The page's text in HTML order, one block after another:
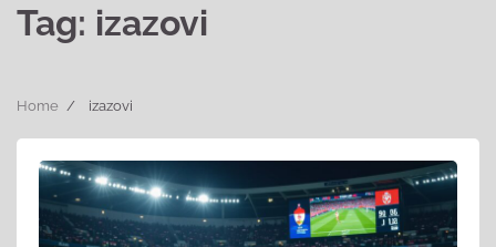
Tag: izazovi
Home izazovi